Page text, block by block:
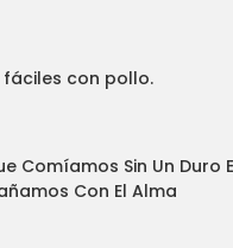
fáciles con pollo.
Comíamos Sin Un Duro
Con El Alma